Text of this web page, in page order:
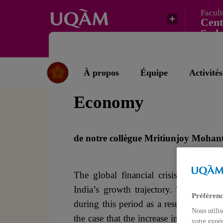
Sud
À propos Équipe Activités
Globalisation and
Economy
de notre collègue Mritiunjoy
The global financial crisis and the
India’s growth trajectory. This is
during this period as a result of
the case that the increase in oil
Nous
votre